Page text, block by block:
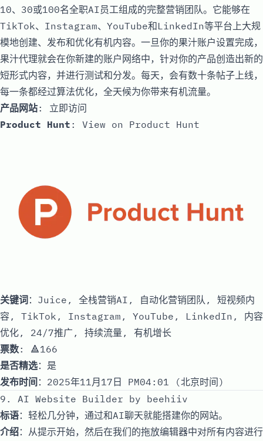
10、30或100名全职AI员工组成的完整营销团队。它能够在
TikTok、Instagram、YouTube和LinkedIn等平台上大规
模地创建、发布和优化有机内容。一旦你的果汁账户设置完成，
果汁代理就会在你新建的账户网络中，针对你的产品创造出新的
短形式内容，并进行测试和分发。每天，会有数十条帖子上线，
每一条都经过算法优化，全天候为你带来有机流量。
产品网站: 立即访问
Product Hunt : View on Product Hunt
关键词：Juice, 全栈营销AI, 自动化营销团队, 短视频内
容, TikTok, Instagram, YouTube, LinkedIn, 内容
优化, 24/7推广, 持续流量, 有机增长
票数: 🔺166
是否精选：是
发布时间 ：2025年11月17日 PM04:01 (北京时间)
9. AI Website Builder by beehiiv
标语：轻松几分钟，通过和AI聊天就能搭建你的网站。
介绍：从提示开始，然后在我们的拖放编辑器中对所有内容进行